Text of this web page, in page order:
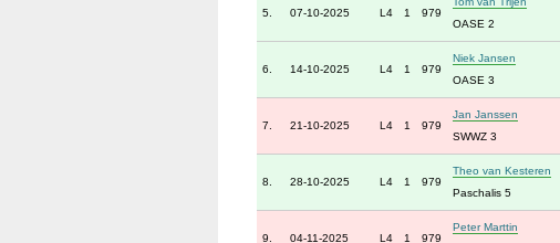
5. 07-10-2025 L4 1 979
OASE 2
6. 14-10-2025 L4 1 979
Niek Jansen
OASE 3
7. 21-10-2025 L4 1 979
Jan Janssen
SWWZ 3
8. 28-10-2025 L4 1 979
Theo van Kesteren
Paschalis 5
9. 04-11-2025 L4 1 979
Peter Marttin